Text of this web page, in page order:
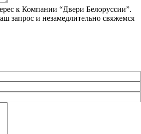
к Компании “Двери Белоруссии”.
запрос и незамедлительно свяжемся